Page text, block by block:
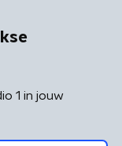
1 in jouw